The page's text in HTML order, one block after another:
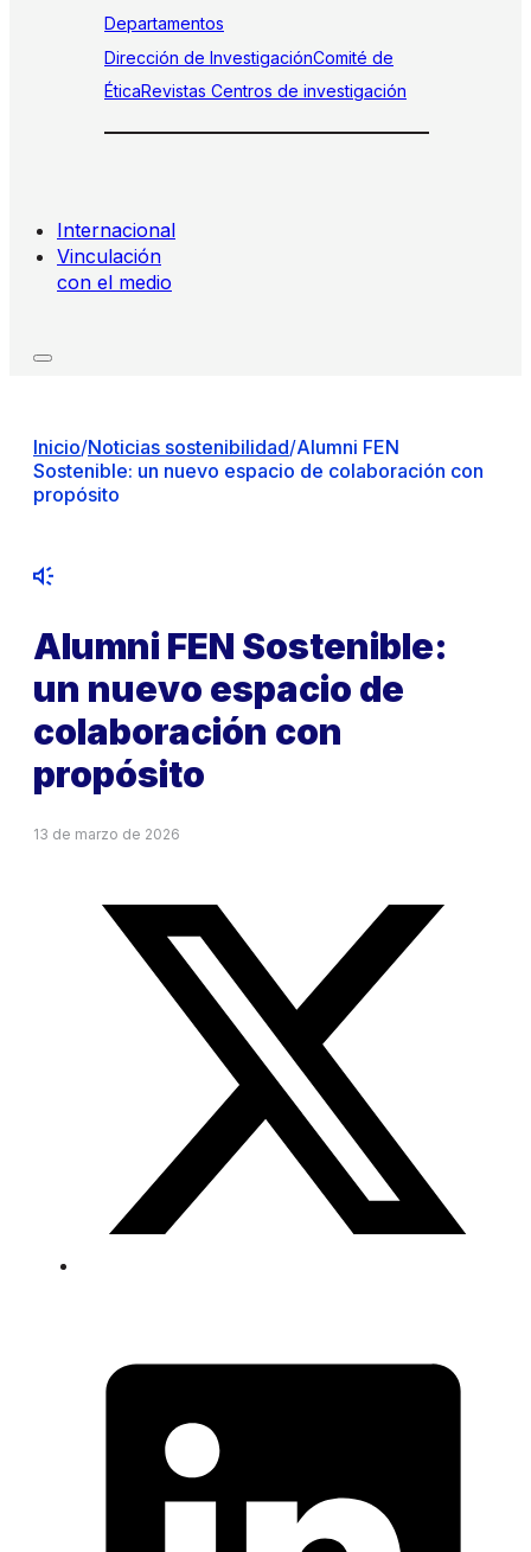
Departamentos
Dirección de InvestigaciónComité de
ÉticaRevistas Centros de investigación
Internacional
Vinculación
con el medio
Inicio/Noticias sostenibilidad/Alumni FEN
Sostenible: un nuevo espacio de colaboración con
propósito
Alumni FEN Sostenible:
un nuevo espacio de
colaboración con
propósito
13 de marzo de 2026